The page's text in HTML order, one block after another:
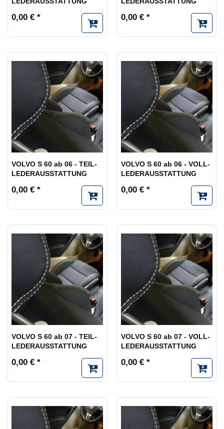
0,00 € * 0,00 € *
VOLVO S 60 ab 06 - TEIL-
LEDERAUSSTATTUNG
0,00 € *
VOLVO S 60 ab 06 - VOLL-
LEDERAUSSTATTUNG
0,00 € *
VOLVO S 60 ab 07 - TEIL-
LEDERAUSSTATTUNG
0,00 € *
VOLVO S 60 ab 07 - VOLL-
LEDERAUSSTATTUNG
0,00 € *